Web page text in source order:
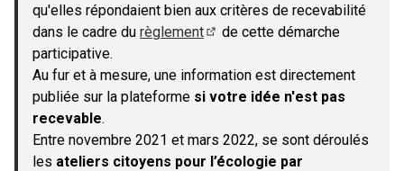
qu'elles répondaient bien aux critères de recevabilité
dans le cadre du règlement
de cette démarche
participative.
Au fur et à mesure, une information est directement
publiée sur la plateforme si votre idée n'est pas
recevable.
Entre novembre 2021 et mars 2022, se sont déroulés
les ateliers citoyens pour l’écologie par